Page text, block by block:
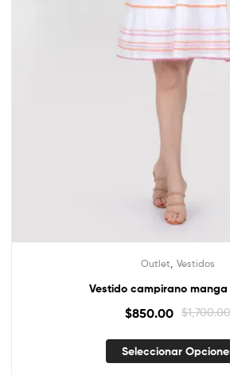
Outlet Vestidos
Vestido campirano
$1,700.00
$850.00
Seleccionar